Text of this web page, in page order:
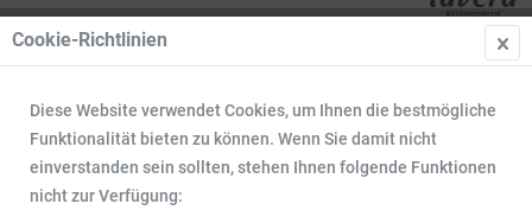
Cookie-Richtlinien
Diese Website verwendet Cookies, um Ihnen die bestmögliche
Funktionalität bieten zu können. Wenn Sie damit nicht
einverstanden sein sollten, stehen Ihnen folgende Funktionen
nicht zur Verfügung: